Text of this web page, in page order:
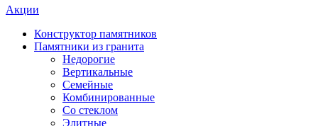
Акции
Конструктор памятников
Памятники из гранита
Недорогие
Вертикальные
Семейные
Комбинированные
Со стеклом
Элитные